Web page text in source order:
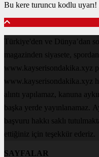
Bu kere turuncu kodlu
Türkiye'den ve Dünya’dan
magazinden siyasete,
www.kayserisondakika.xyz
www.kayserisondakika.xyz
alıntı yapılamaz, kanuna
başka yerde yayınlanamaz.
başvuru hakkı saklı
ettiğiniz için teşekkür ederiz.
SAYFALAR